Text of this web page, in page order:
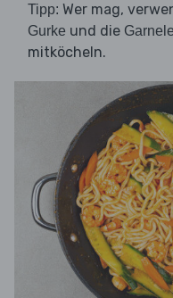
Tipp: Wer mag,
Gurke und die
mitköcheln.